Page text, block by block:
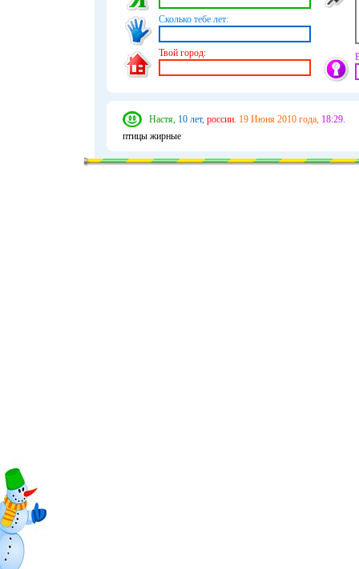
Сколько тебе лет:
Твой город:
Настя, 10 лет, россии. 19 Июня 2010 года, 18:29.
птицы жирные